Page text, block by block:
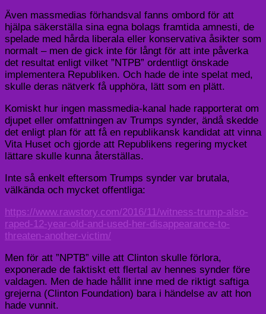
Även massmedias förhandsval fanns ombord för att
hjälpa säkerställa sina egna bolags framtida amnesti, de
spelade med hårda liberala eller konservativa åsikter som
normalt – men de gick inte för långt för att inte påverka
det resultat enligt vilket ”NTPB” ordentligt önskade
implementera Republiken. Och hade de inte spelat med,
skulle deras nätverk få upphöra, lätt som en plätt.
Komiskt hur ingen massmedia-kanal hade rapporterat om
djupet eller omfattningen av Trumps synder, ändå skedde
det enligt plan för att få en republikansk kandidat att vinna
Vita Huset och gjorde att Republikens regering mycket
lättare skulle kunna återställas.
Inte så enkelt eftersom Trumps synder var brutala,
välkända och mycket offentliga:
https://www.rawstory.com/2016/11/witness-trump-also-
raped-12-year-old-and-used-her-disappearance-to-
threaten-another-victim/
Men för att ”NPTB” ville att Clinton skulle förlora,
exponerade de faktiskt ett flertal av hennes synder före
valdagen. Men de hade hållit inne med de riktigt saftiga
grejerna (Clinton Foundation) bara i händelse av att hon
hade vunnit.